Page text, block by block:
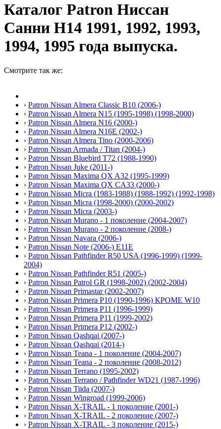
Каталог Patron Ниссан
Санни Н14 1991, 1992, 1993,
1994, 1995 года выпуска.
Смотрите так же:
› Patron Nissan Almera Classic B10 (2006-)
› Patron Nissan Almera N15 (1995-1998) (1998-2000)
› Patron Nissan Almera N16 (2000-)
› Patron Nissan Almera N16E (2002-)
› Patron Nissan Almera Tino (2000-2006)
› Patron Nissan Armada / Titan (2004-)
› Patron Nissan Bluebird T72 (1988-1990)
› Patron Nissan Juke (2011-)
› Patron Nissan Maxima QX A32 (1995-1999)
› Patron Nissan Maxima QX CA33 (2000-)
› Patron Nissan Micra (1983-1988) (1988-1992) (1992-1998)
› Patron Nissan Micra (1998-2000) (2000-2002)
› Patron Nissan Micra (2003-)
› Patron Nissan Murano - 1 поколение (2004-2007)
› Patron Nissan Murano - 2 поколение (2008-)
› Patron Nissan Navara (2006-)
› Patron Nissan Note (2006-) E11E
› Patron Nissan Pathfinder R50 USA (1996-1999) (1999-
2004)
› Patron Nissan Pathfinder R51 (2005-)
› Patron Nissan Patrol GR (1998-2002) (2002-2004)
› Patron Nissan Primastar (2002-2007)
› Patron Nissan Primera P10 (1990-1996) КРОМЕ W10
› Patron Nissan Primera P11 (1996-1999)
› Patron Nissan Primera P11 (1999-2002)
› Patron Nissan Primera P12 (2002-)
› Patron Nissan Qashqai (2007-)
› Patron Nissan Qashqai (2014-)
› Patron Nissan Teana - 1 поколение (2004-2007)
› Patron Nissan Teana - 2 поколение (2008-2012)
› Patron Nissan Terrano (1995-2002)
› Patron Nissan Terrano / Pathfinder WD21 (1987-1996)
› Patron Nissan Tiida (2007-)
› Patron Nissan Wingroad (1999-2006)
› Patron Nissan X-TRAIL - 1 поколение (2001-)
› Patron Nissan X-TRAIL - 2 поколение (2007-)
› Patron Nissan X-TRAIL - 3 поколение (2015-)